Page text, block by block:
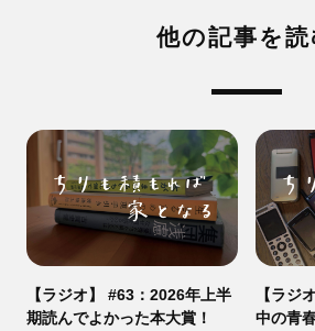
他の記事を読
【ラジオ】 #63：2026年上半
期読んでよかった本大賞！
【ラジ
中の青